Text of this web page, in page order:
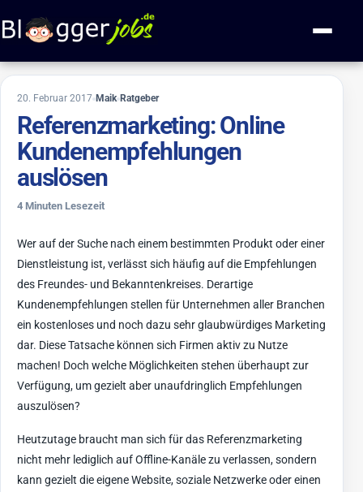
20. Februar 20176. März 2019
Maik Ratgeber
Referenzmarketing: Online
Kundenempfehlungen
auslösen
4 Minuten Lesezeit
Wer auf der Suche nach einem bestimmten Produkt oder einer
Dienstleistung ist, verlässt sich häufig auf die Empfehlungen
des Freundes- und Bekanntenkreises. Derartige
Kundenempfehlungen stellen für Unternehmen aller Branchen
ein kostenloses und noch dazu sehr glaubwürdiges Marketing
dar. Diese Tatsache können sich Firmen aktiv zu Nutze
machen! Doch welche Möglichkeiten stehen überhaupt zur
Verfügung, um gezielt aber unaufdringlich Empfehlungen
auszulösen?
Heutzutage braucht man sich für das Referenzmarketing
nicht mehr lediglich auf Offline-Kanäle zu verlassen, sondern
kann gezielt die eigene Website, soziale Netzwerke oder einen